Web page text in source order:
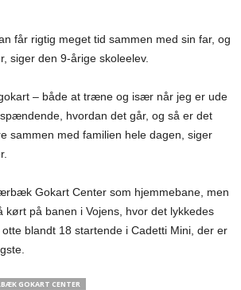
får rigtig meget tid sammen med sin far, og
siger den 9-årige skoleelev.
– både at træne og især når jeg er ude
hvordan det går, og så er det
sammen med familien hele dagen, siger
Gokart Center som hjemmebane, men
kørt på banen i Vojens, hvor det lykkedes
blandt 18 startende i Cadetti Mini, der er
GOKART CENTER